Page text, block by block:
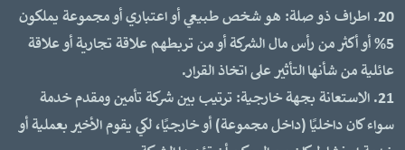
20. اطراف ذو صلة: هو شخص طبيعي أو اعتباري أو مجموعة يملكون
5% أو أكثر من رأس مال الشركة أو من تربطهم علاقة تجارية أو علاقة
عائلية من شأنها التأثير على اتخاذ القرار.
21. الاستعانة بجهة خارجية: ترتيب بين شركة تأمين ومقدم خدمة
سواء كان داخليًا (داخل مجموعة) أو خارجيًا، لكي يقوم الأخير بعملية أو